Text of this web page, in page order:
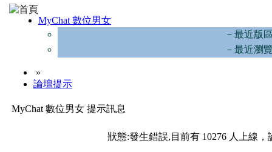
MyChat 數位男女
－最近版
－最近瀏
»
論壇提示
MyChat 數位男女 提示訊息
狀態:發生錯誤,目前有 10276 人上線